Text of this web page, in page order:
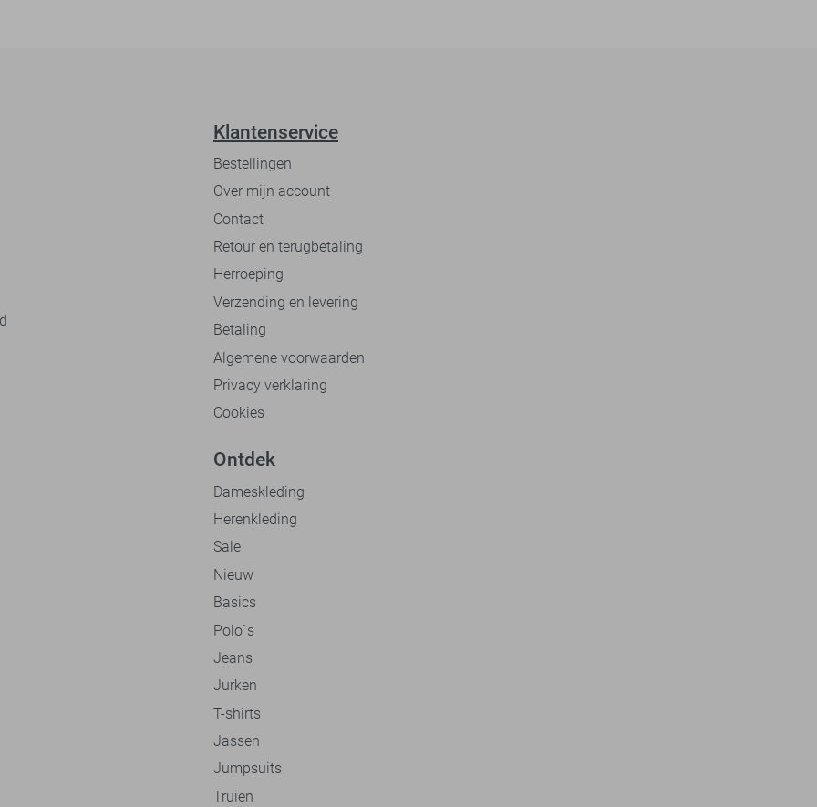
Klantenservice
Bestellingen
Over mijn account
Contact
Retour en terugbetaling
Herroeping
Verzending en levering
Betaling
Algemene voorwaarden
Privacy verklaring
Cookies
Ontdek
Dameskleding
Herenkleding
Sale
Nieuw
Basics
Polo`s
Jeans
Jurken
T-shirts
Jassen
Jumpsuits
Truien